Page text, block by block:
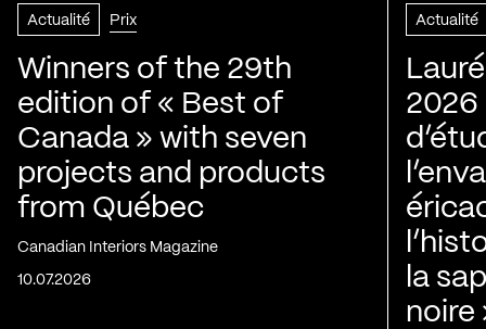
Actualité Prix
Winners of the 29th
edition of « Best of
Canada » with seven
projects and products
from Québec
Canadian Interiors Magazine
10.07.2026
Actualité
2026
la
noire